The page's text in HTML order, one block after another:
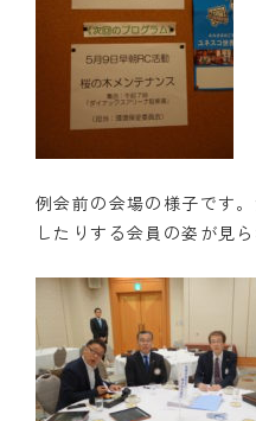
例会前の会場の様子です
したりする会員の姿が見ら